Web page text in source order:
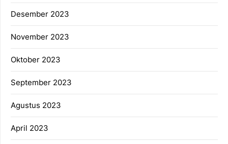
Desember 2023
November 2023
Oktober 2023
September 2023
Agustus 2023
April 2023